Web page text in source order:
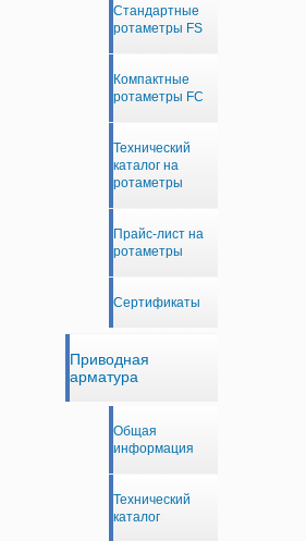
Стандартные
ротаметры FS
Компактные
ротаметры FC
Технический
каталог на
ротаметры
Прайс-лист на
ротаметры
Сертификаты
Приводная
арматура
Общая
информация
Технический
каталог